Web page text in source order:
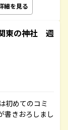
細を見る
東の神社 週
初めてのコミ
書きおろしまし